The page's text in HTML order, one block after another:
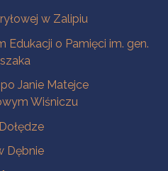
w Zalipiu
Edukacji o Pamięci im. gen.
Janie Matejce
Wiśniczu
Dębnie